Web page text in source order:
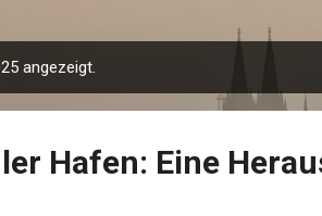
angezeigt.
Hafen: Eine